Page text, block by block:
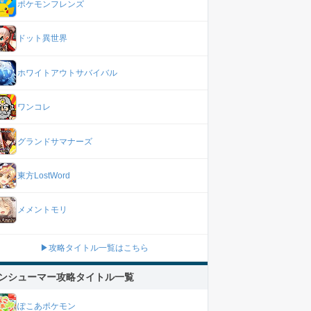
ポケモンフレンズ
ドット異世界
ホワイトアウトサバイバル
ワンコレ
グランドサマナーズ
東方LostWord
メメントモリ
▶攻略タイトル一覧はこちら
シューマー攻略タイトル一覧
ぽこあポケモン